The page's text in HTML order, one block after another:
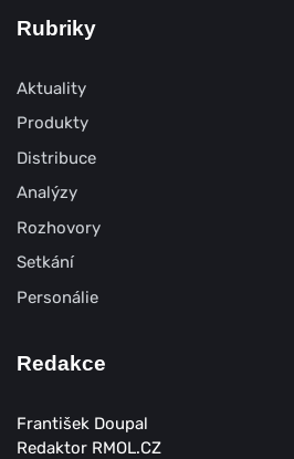
Rubriky
Aktuality
Produkty
Distribuce
Analýzy
Rozhovory
Setkání
Personálie
Redakce
František Doupal
Redaktor RMOL.CZ